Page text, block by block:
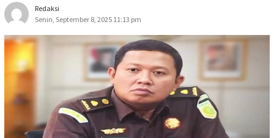
Redaksi
Senin, September 8, 2025 11:13 pm